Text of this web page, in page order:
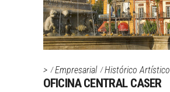
> Empresarial Histórico Artístico
OFICINA CENTRAL CASER